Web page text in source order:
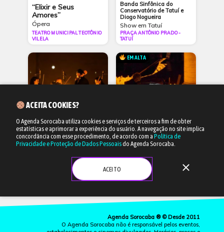
“Elixir e Seus
Amores”
Ópera
TEATRO MUNICIPAL TEOTÔNIO
VILELA
Banda Sinfônica do
Conservatório de Tatuí e
Diogo Nogueira
Show em Tatuí
PRAÇA ANTÔNIO PRADO -
TATUÍ
22/08 às 16h
Canções de Amor
EM ALTA
22/08 às 18h
As Quatro Estações
Concerto
Agenda Sorocaba ® © Desde 2011
O Agenda Sorocaba não é responsável pelos eventos,
ACEITA COOKIES?
O Agenda Sorocaba utiliza cookies e serviços de terceiros a fim de obter
estatísticas e aprimorar a experiência do usuário. A navegação no site implica
concordância com esse procedimento, de acordo com a Política de
Privacidade e Proteção de Dados Pessoaisdo Agenda Sorocaba.
ACEITO close